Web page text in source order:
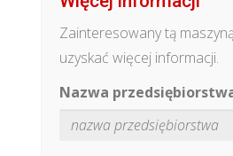
Zainteresowany tą
uzyskać więcej informacji.
Nazwa